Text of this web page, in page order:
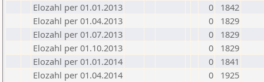
Elozahl per 01.01.2013
0
1842
Elozahl per 01.04.2013
0
1829
Elozahl per 01.07.2013
0
1829
Elozahl per 01.10.2013
0
1829
Elozahl per 01.01.2014
0
1841
Elozahl per 01.04.2014
0
1925